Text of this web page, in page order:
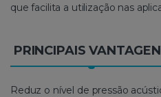
que facilita a utilização nas
PRINCIPAIS
Reduz o nível de pressão